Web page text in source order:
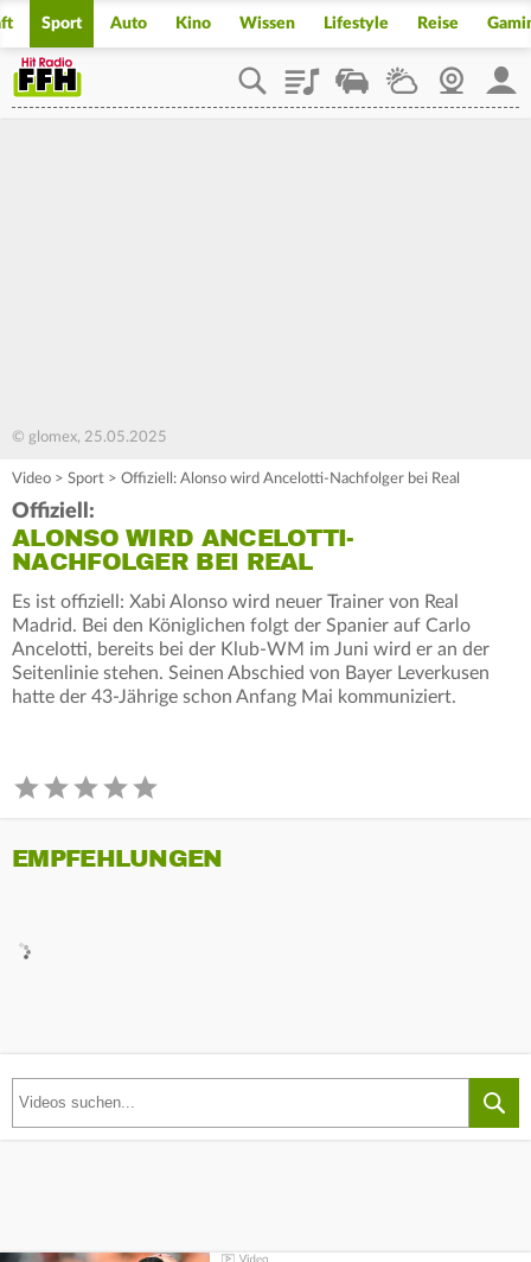
Sport Auto Kino Wissen Lifestyle Reise
PlaylistStaupilotWetterWebcam
© glomex, 25.05.2025
Video > Sport > Offiziell: Alonso wird Ancelotti-Nachfolger bei Real
Offiziell:
ALONSO WIRD ANCELOTTI-
NACHFOLGER BEI REAL
Es ist offiziell: Xabi Alonso wird neuer Trainer von Real
Madrid. Bei den Königlichen folgt der Spanier auf Carlo
Ancelotti, bereits bei der Klub-WM im Juni wird er an der
Seitenlinie stehen. Seinen Abschied von Bayer Leverkusen
hatte der 43-Jährige schon Anfang Mai kommuniziert.
EMPFEHLUNGEN